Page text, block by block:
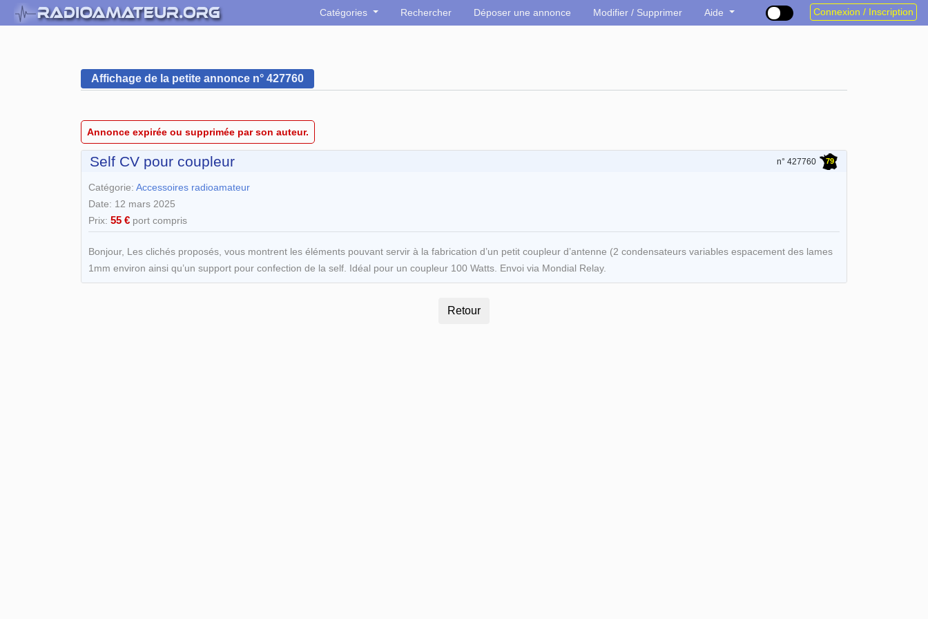
Catégories Rechercher Déposer une annonce Modifier / Supprimer Aide Connexion / Inscription
Affichage de la petite annonce n° 427760
Annonce expirée ou supprimée par son auteur.
Self CV pour coupleur n° 427760 79
Catégorie: Accessoires radioamateur
Date: 12 mars 2025
Prix: 55 € port compris
Bonjour, Les clichés proposés, vous montrent les éléments pouvant servir à la fabrication d’un petit coupleur d’antenne (2 condensateurs variables espacement des lames
1mm environ ainsi qu’un support pour confection de la self. Idéal pour un coupleur 100 Watts. Envoi via Mondial Relay.